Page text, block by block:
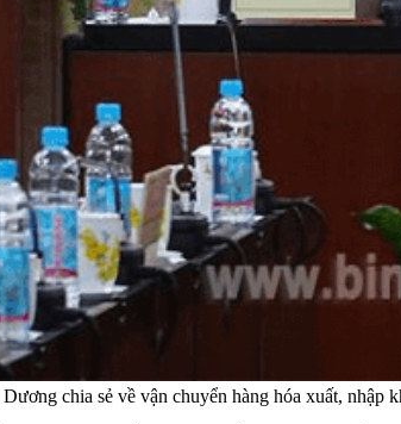
chia sẻ về vận chuyển hàng hóa xuất, nhập